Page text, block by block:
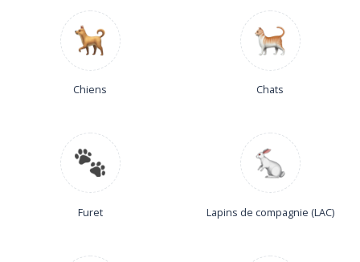
Chiens Chats
Furet Lapins de compagnie (LAC)